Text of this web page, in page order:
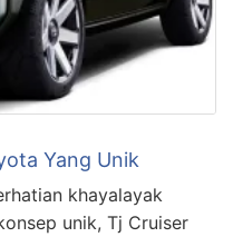
Yang Unik
khayalayak
unik, Tj Cruiser